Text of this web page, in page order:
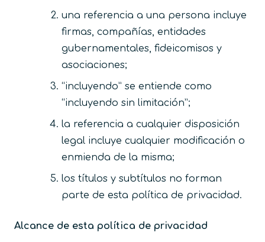
una referencia a una persona incluye
firmas, compañías, entidades
gubernamentales, fideicomisos y
asociaciones;
“incluyendo” se entiende como
“incluyendo sin limitación”;
la referencia a cualquier disposición
legal incluye cualquier modificación o
enmienda de la misma;
los títulos y subtítulos no forman
parte de esta política de privacidad.
Alcance de esta política de privacidad